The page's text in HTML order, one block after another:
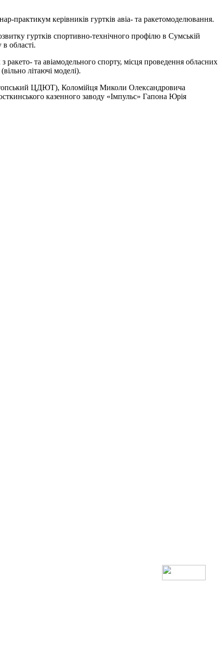
практикум керівників гуртків авіа- та ракетомоделювання.
гуртків спортивно-технічного профілю в Сумській
області.
ракето- та авіамодельного спорту, місця проведення обласних
літаючі моделі).
ЦДЮТ), Коломійця Миколи Олександровича
казенного заводу «Імпульс» Гапона Юрія